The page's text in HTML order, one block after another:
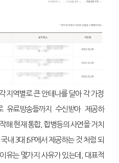
지역별로 큰 안테나를 달아 각 가정
유료방송들까지 수신받아 제공하
해 현재 통합, 합병등의 사연을 거치
내 3대 ISP에서 제공하는 것 처럼 되
유는 몇가지 사유가 있는데, 대표적